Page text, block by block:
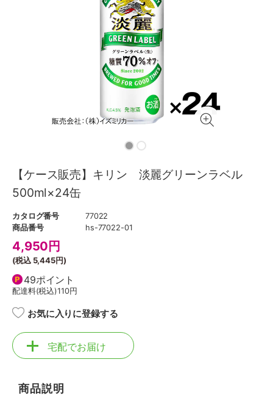
【ケース販売】キリン 淡麗グリーンラベル
500ml×24缶
カタログ番号
77022
商品番号
hs-77022-01
4,950 円
(税込 5,445円)
49ポイント
配達料(税込)110円
お気に入りに登録する
宅配でお届け
商品説明